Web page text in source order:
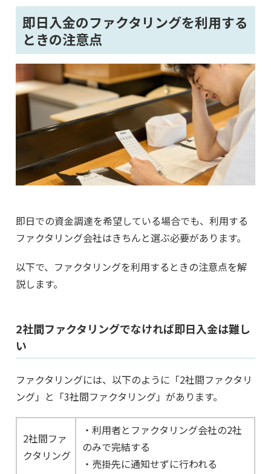
即日入金のファクタリングを利用する
ときの注意点
即日での資金調達を希望している場合でも、利用する
ファクタリング会社はきちんと選ぶ必要があります。
以下で、ファクタリングを利用するときの注意点を解
説します。
2社間ファクタリングでなければ即日入金は難し
い
ファクタリングには、以下のように「2社間ファクタリ
ング」と「3社間ファクタリング」があります。
2社間ファ
クタリング
・利用者とファクタリング会社の2社
のみで完結する
・売掛先に通知せずに行われる